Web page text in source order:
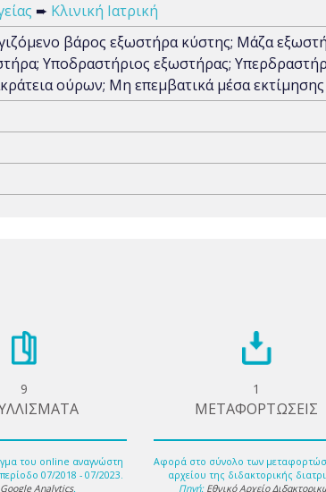
➨ Κλινική Ιατρική
βάρος εξωστήρα κύστης; Μάζα
Υποδραστήριος εξωστήρας;
ούρων; Μη επεμβατικά μέσα
9
του online αναγνώστη
07/2018 - 07/2023.
Google Analytics.
1
ΜΕΤΑΦΟΡΤΩΣΕΙΣ
Αφορά στο σύνολο των
αρχείου της διδακτορικής
Πηγή: Εθνικό Αρχείο